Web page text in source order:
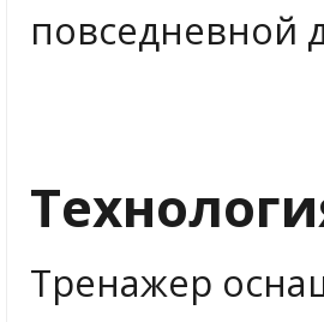
повседневной
Тренажер